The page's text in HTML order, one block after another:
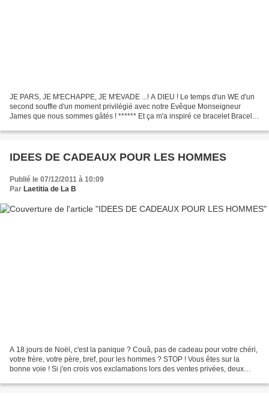
JE PARS, JE M'ECHAPPE, JE M'EVADE ...! A DIEU ! Le temps d'un WE d'un
second souffle d'un moment privilégié avec notre Evêque Monseigneur
James que nous sommes gâtés ! ****** Et ça m'a inspiré ce bracelet Bracelet
IDEES DE CADEAUX POUR LES HOMMES
Publié le 07/12/2011 à 10:09
Par Laetitia de La B
A 18 jours de Noël, c'est la panique ? Couâ, pas de cadeau pour votre chéri,
votre frère, votre père, bref, pour les hommes ? STOP ! Vous êtes sur la
bonne voie ! Si j'en crois vos exclamations lors des ventes privées, deux